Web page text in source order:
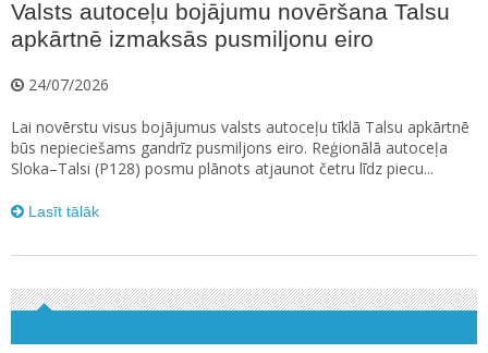
Valsts autoceļu bojājumu novēršana Talsu
apkārtnē izmaksās pusmiljonu eiro
24/07/2026
Lai novērstu visus bojājumus valsts autoceļu tīklā Talsu apkārtnē
būs nepieciešams gandrīz pusmiljons eiro. Reģionālā autoceļa
Sloka–Talsi (P128) posmu plānots atjaunot četru līdz piecu...
Lasīt tālāk